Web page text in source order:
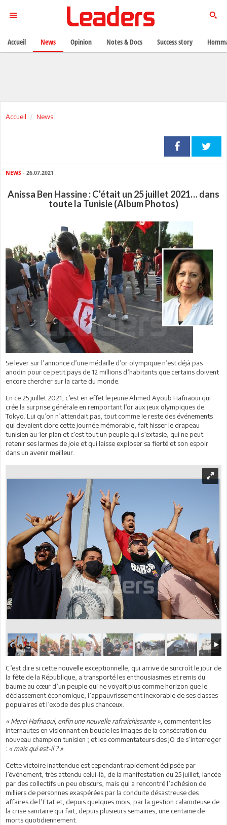
Accueil News
NEWS - 26.07.2021
Anissa Ben Hassine : C’était un 25 juillet 2021… dans
toute la Tunisie (Album Photos)
Se lever sur l’annonce d’une médaille d’or olympique n’est déjà pas
anodin pour ce petit pays de 12 millions d’habitants que certains doivent
encore chercher sur la carte du monde.
En ce 25 juillet 2021, c’est en effet le jeune Ahmed Ayoub Hafnaoui qui
crée la surprise générale en remportant l’or aux jeux olympiques de
Tokyo. Lui qu’on n’attendait pas, tout comme le reste des événements
qui devaient clore cette journée mémorable, fait hisser le drapeau
tunisien au 1er plan et c’est tout un peuple qui s’extasie, qui ne peut
retenir ses larmes de joie et qui laisse exploser sa fierté et son espoir
dans un avenir meilleur.
C’est dire si cette nouvelle exceptionnelle, qui arrive de surcroît le jour de
la fête de la République, a transporté les enthousiasmes et remis du
baume au cœur d’un peuple qui ne voyait plus comme horizon que le
déclassement économique, l’appauvrissement inexorable de ses classes
populaires et l’exode des plus chanceux.
« Merci Hafnaoui, enfin une nouvelle rafraîchissante », commentent les
internautes en visionnant en boucle les images de la consécration du
nouveau champion tunisien ; et les commentateurs des JO de s’interroger
: « mais qui est-il ? »
Cette victoire inattendue est cependant rapidement éclipsée par
l’événement, très attendu celui-là, de la manifestation du 25 juillet, lancée
par des collectifs un peu obscurs, mais qui a rencontré l’adhésion de
milliers de personnes exaspérées par la conduite désastreuse des
affaires de l’Etat et, depuis quelques mois, par la gestion calamiteuse de
la crise sanitaire qui fait, depuis plusieurs semaines, une centaine de
morts quotidiennement.
Accueil News Opinion Notes & Docs Success story